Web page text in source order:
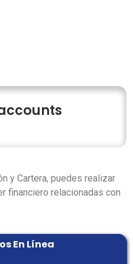
y Cartera, puedes realizar
financiero relacionadas con
En Línea